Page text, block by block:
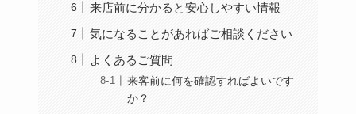
来店前に分かると安心しやすい情報
気になることがあればご相談ください
よくあるご質問
来客前に何を確認すればよいです
か？